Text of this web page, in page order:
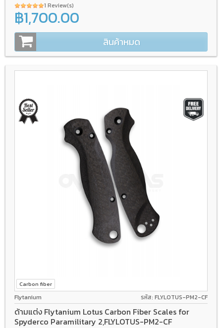
1 Review(s)
฿1,700.00
สินค้าหมด
Carbon fiber
Flytanium รหัส: FLYLOTUS-PM2-CF
ด้ามแต่ง Flytanium Lotus Carbon Fiber Scales for
Spyderco Paramilitary 2,FLYLOTUS-PM2-CF